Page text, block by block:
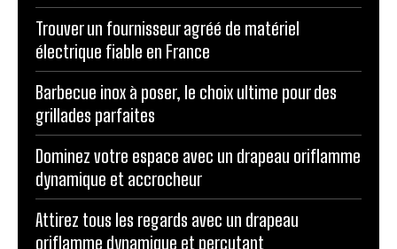
Trouver un fournisseur agréé de matériel
électrique fiable en France
Barbecue inox à poser, le choix ultime pour des
grillades parfaites
Dominez votre espace avec un drapeau oriflamme
dynamique et accrocheur
Attirez tous les regards avec un drapeau
oriflamme dynamique et percutant